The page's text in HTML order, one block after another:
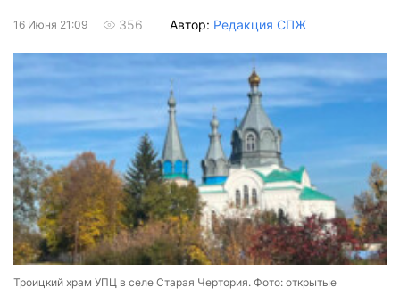
16 Июня 21:09 356 Автор: Редакция СПЖ
Троицкий храм УПЦ в селе Старая Чертория. Фото: открытые